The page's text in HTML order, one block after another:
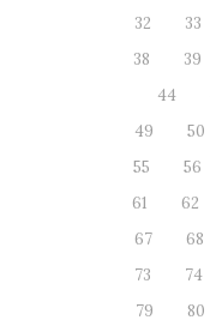
32
33
38
39
44
49
50
55
56
61
62
67
68
73
74
79
80